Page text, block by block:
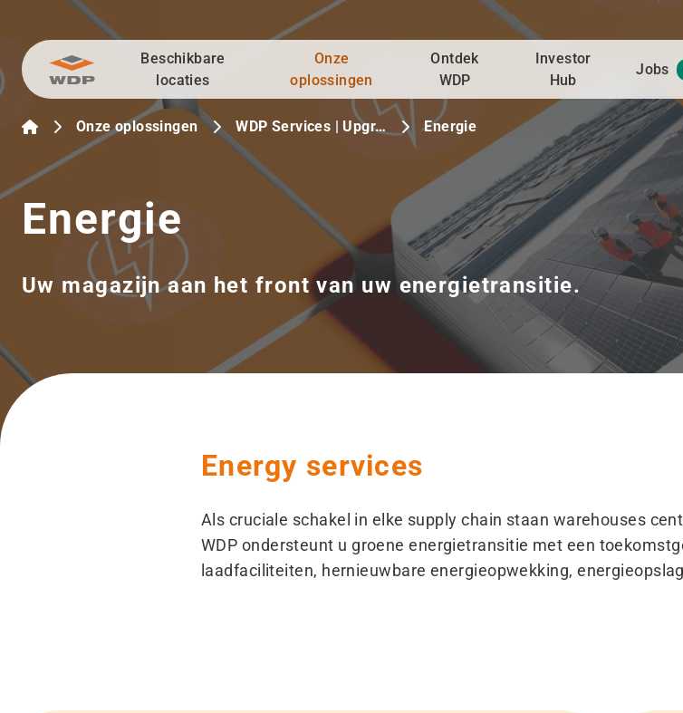
Ga naar inhoud
Beschikbare
locaties
Onze
oplossingen
Ontdek
WDP
Investor
Hub
Jobs
Onze oplossingen WDP Services | Upgr… Energie
Energie
Uw magazijn aan het front van uw energietransitie.
Energy services
Als cruciale schakel in elke supply chain staan warehouses
WDP ondersteunt u groene energietransitie met een
laadfaciliteiten, hernieuwbare energieopwekking,